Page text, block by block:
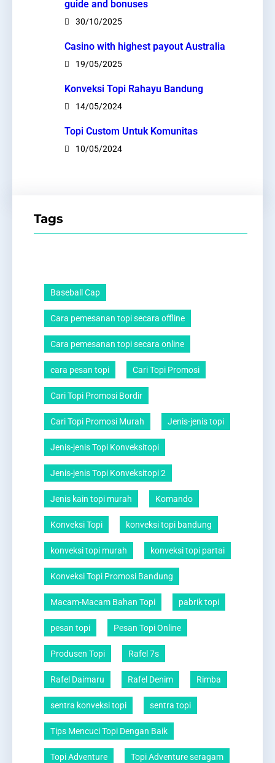
guide and bonuses
30/10/2025
Casino with highest payout Australia
19/05/2025
Konveksi Topi Rahayu Bandung
14/05/2024
Topi Custom Untuk Komunitas
10/05/2024
Tags
Baseball Cap
Cara pemesanan topi secara offline
Cara pemesanan topi secara online
cara pesan topi Cari Topi Promosi
Cari Topi Promosi Bordir
Cari Topi Promosi Murah Jenis-jenis topi
Jenis-jenis Topi Konveksitopi
Jenis-jenis Topi Konveksitopi 2
Jenis kain topi murah Komando
Konveksi Topi konveksi topi bandung
konveksi topi murah konveksi topi partai
Konveksi Topi Promosi Bandung
Macam-Macam Bahan Topi pabrik topi
pesan topi Pesan Topi Online
Produsen Topi Rafel 7s
Rafel Daimaru Rafel Denim Rimba
sentra konveksi topi sentra topi
Tips Mencuci Topi Dengan Baik
Topi Adventure Topi Adventure seragam